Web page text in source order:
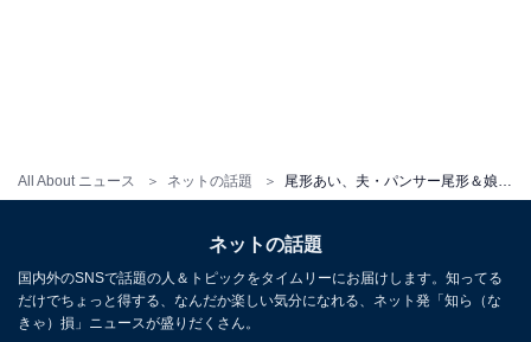
All About ニュース ネットの話題
ネットの話題
国内外のSNSで話題の人＆トピックをタイムリーにお届けします。知ってる
だけでちょっと得する、なんだか楽しい気分になれる、ネット発「知ら（な
きゃ）損」ニュースが盛りだくさん。